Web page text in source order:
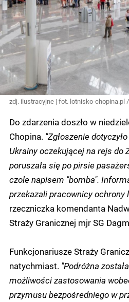
zdj. ilustracyjne | fot. lotnisko-chopina.pl
Do zdarzenia doszło w
Chopina. "Zgłoszenie
Ukrainy oczekującej na rejs do
poruszała się po pirsie
czole napisem "bomba".
przekazali pracownicy ochrony
rzeczniczka komendanta
Straży Granicznej mjr SG
Funkcjonariusze Straży
natychmiast. "Podróżna
możliwości zastosowania
przymusu bezpośredniego w